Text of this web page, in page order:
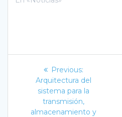
Navegación
entradas
Previous:
post:
Arquitectura del
sistema para la
transmisión,
almacenamiento y